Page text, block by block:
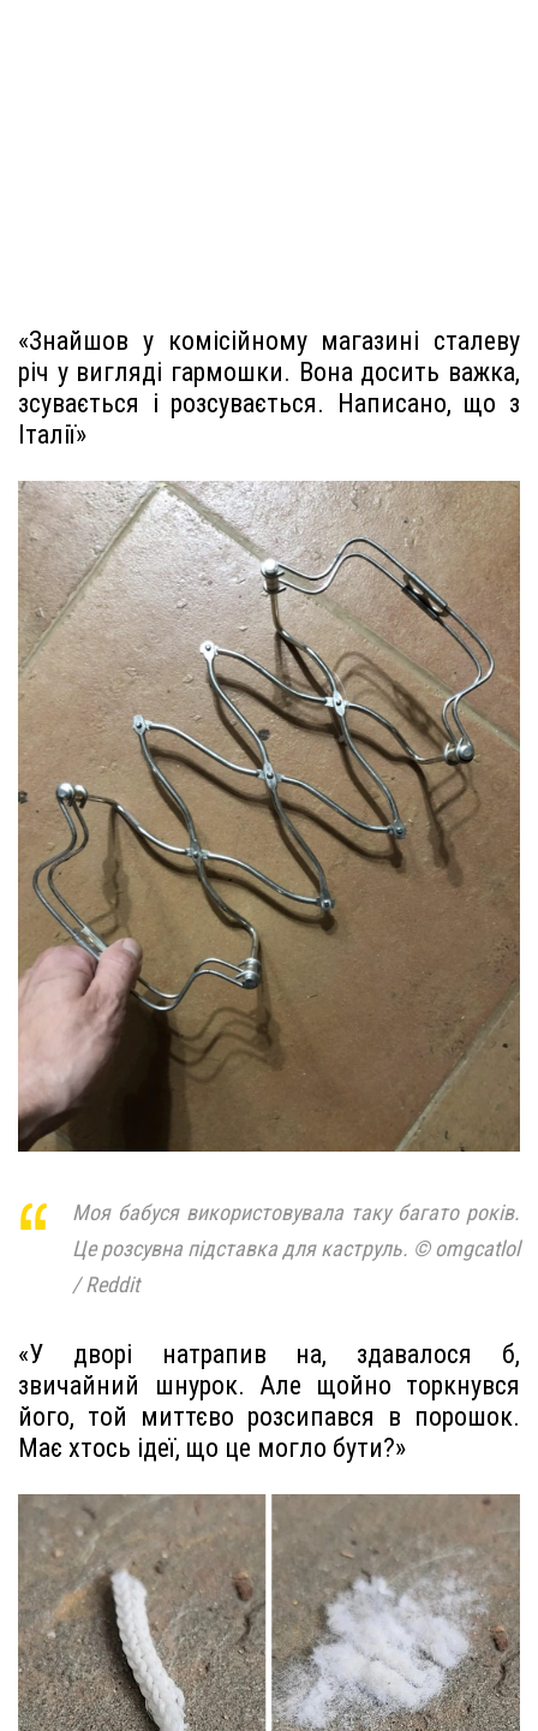
«Знайшов у комісійному магазині сталеву
річ у вигляді гармошки. Вона досить важка,
зсувається і розсувається. Написано, що з
Італії»
Моя бабуся використовувала таку багато років.
Це розсувна підставка для каструль. © omgcatlol
/ Reddit
«У дворі натрапив на, здавалося б,
звичайний шнурок. Але щойно торкнувся
його, той миттєво розсипався в порошок.
Має хтось ідеї, що це могло бути?»